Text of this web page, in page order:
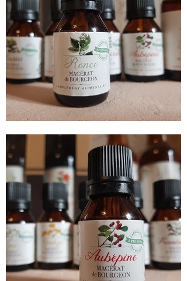
repas pendant 21 jours.
Faire une pause d'une
semaine entre chaque cure.